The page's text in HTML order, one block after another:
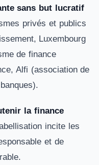
sans but lucratif
privés et publics
Luxembourg
de finance
Alfi (association de
la finance
incite les
et de